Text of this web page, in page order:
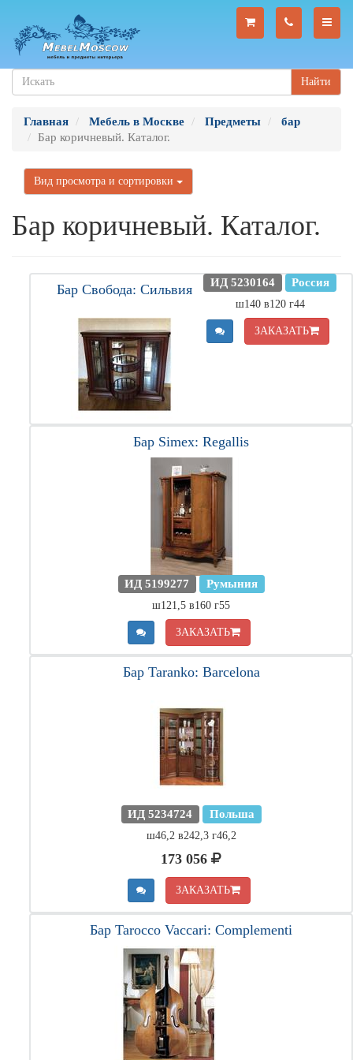
Найти
Главная Мебель в Москве Предметы
бар
Бар коричневый. Каталог.
Вид просмотра и сортировки
Бар коричневый. Каталог.
Бар Свобода: Сильвия ИД 5230164 Россия
ш140 в120 г44
ЗАКАЗАТЬ
Бар Simex: Regallis
ИД 5199277 Румыния
ш121,5 в160 г55
ЗАКАЗАТЬ
Бар Taranko: Barcelona
ИД 5234724 Польша
ш46,2 в242,3 г46,2
173 056
ЗАКАЗАТЬ
Бар Tarocco Vaccari: Complementi